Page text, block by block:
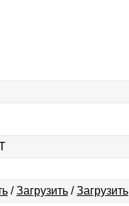
/Загрузить /Загрузить